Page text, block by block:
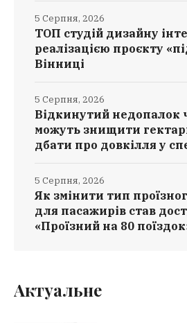
ТОП студій дизайну
реалізацією проєкту
Вінниці
5 Серпня, 2026
Відкинутий недопалок
можуть знищити
дбати про довкілля у
5 Серпня, 2026
Як змінити тип
для пасажирів став
«Проїзний на 80
5 Серпня, 2026
Актуальне